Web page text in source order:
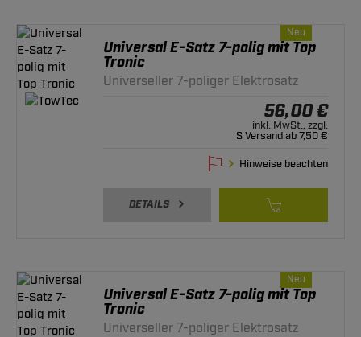
Neu
Universal E-Satz 7-polig mit Top
Tronic
Universeller 7-poliger Elektrosatz
56,00 €
inkl. MwSt., zzgl.
S Versand ab 7,50 €
Hinweise beachten
DETAILS
Neu
Universal E-Satz 7-polig mit Top
Tronic
Universeller 7-poliger Elektrosatz